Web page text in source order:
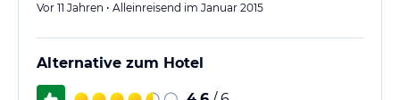
Vor 11 Jahren • Alleinreisend im Januar 2015
Alternative zum Hotel